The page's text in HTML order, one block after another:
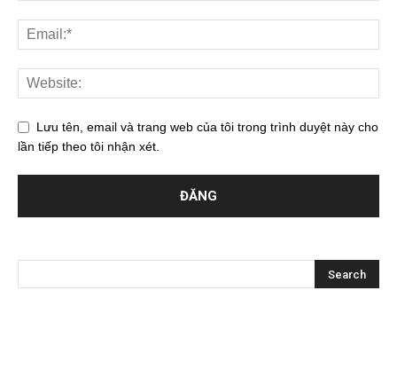
Lưu tên, email và trang web của tôi trong trình duyệt này cho
lần tiếp theo tôi nhận xét.